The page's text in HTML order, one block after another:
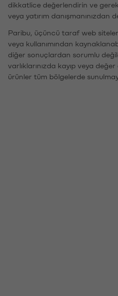
dikkatlice değerlendirin ve
veya yatırım danışmanınızdan
Paribu, üçüncü taraf web
veya kullanımından
diğer sonuçlardan sorumlu
varlıklarınızda kayıp veya
ürünler tüm bölgelerde